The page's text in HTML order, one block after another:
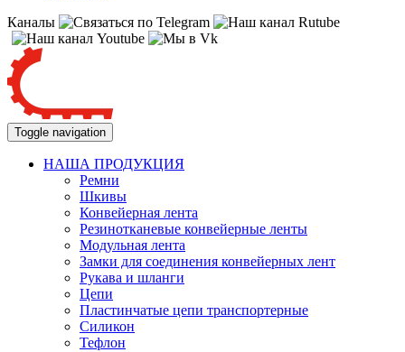
Каналы
Toggle navigation
НАША ПРОДУКЦИЯ
Ремни
Шкивы
Конвейерная лента
Резинотканевые конвейерные ленты
Модульная лента
Замки для соединения конвейерных лент
Рукава и шланги
Цепи
Пластинчатые цепи транспортерные
Силикон
Тефлон